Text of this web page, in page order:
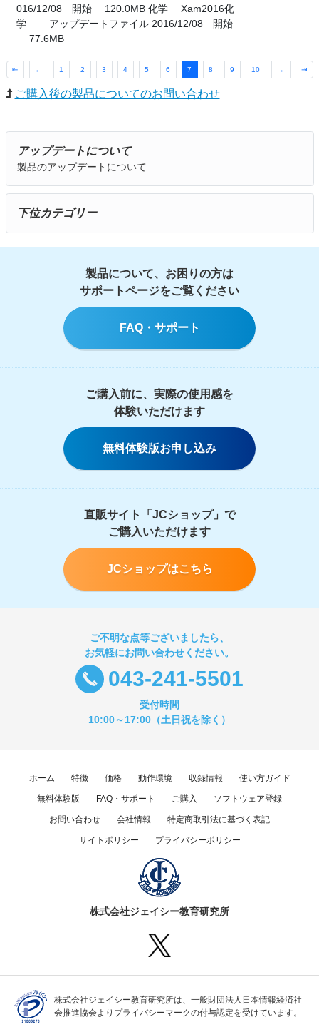
016/12/08 開始 120.0MB 化学 Xam2016化
学 アップデートファイル 2016/12/08 開始
77.6MB
⇤ ← 1 2 3 4 5 6 7 8 9 10 → ⇥
ご購入後の製品についてのお問い合わせ
アップデートについて
製品のアップデートについて
下位カテゴリー
製品について、お困りの方は
サポートページをご覧ください
FAQ・サポート
ご購入前に、実際の使用感を
体験いただけます
無料体験版お申し込み
直販サイト「JCショップ」で
ご購入いただけます
JCショップはこちら
ご不明な点等ございましたら、
お気軽にお問い合わせください。
043-241-5501
受付時間
10:00～17:00（土日祝を除く）
ホーム 特徴 価格 動作環境 収録情報 使い方ガイド
無料体験版 FAQ・サポート ご購入 ソフトウェア登録
お問い合わせ 会社情報 特定商取引法に基づく表記
サイトポリシー プライバシーポリシー
株式会社ジェイシー教育研究所
株式会社ジェイシー教育研究所は、一般財団法人日本情報経済社
会推進協会よりプライバシーマークの付与認定を受けています。